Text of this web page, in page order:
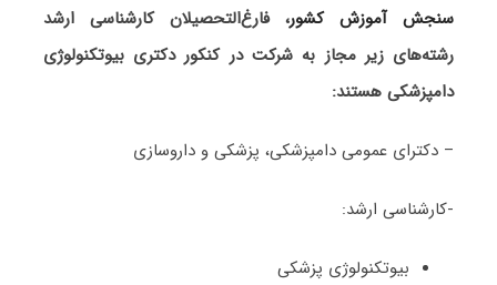
سنجش آموزش کشور، فارغ‌التحصیلان کارشناسی ارشد
رشته‌های زیر مجاز به شرکت در کنکور دکتری بیوتکنولوژی
دامپزشکی هستند:
– دکترای عمومی دامپزشکی، پزشکی و داروسازی
-کارشناسی ارشد:
بیوتکنولوژی پزشکی